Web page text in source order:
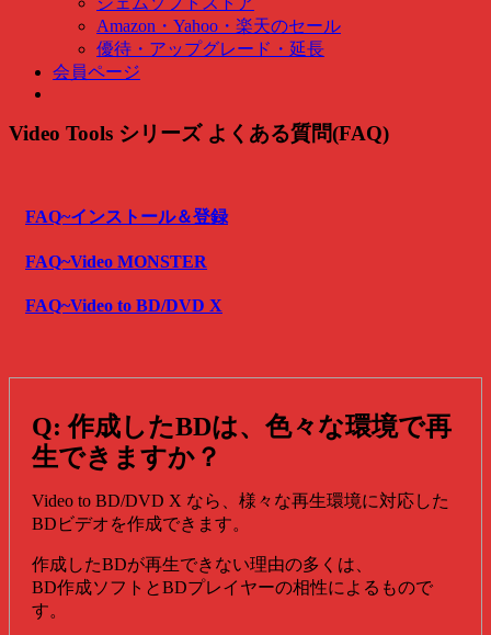
索
…
Amazon・Yahoo・楽天のセール
優待・アップグレード・延長
会員ページ
Video Tools シリーズ よくある質問(FAQ)
FAQ~インストール＆登録
FAQ~Video MONSTER
FAQ~Video to BD/DVD X
Q: 作成したBDは、色々な環境で再
生できますか？
Video to BD/DVD X なら、様々な再生環境に対応した
BDビデオを作成できます。
作成したBDが再生できない理由の多くは、
BD作成ソフトとBDプレイヤーの相性によるもので
す。